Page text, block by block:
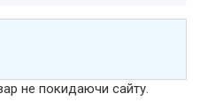
не покидаючи сайту.